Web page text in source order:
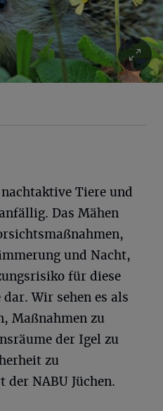
Tiere und
Das Mähen
und Nacht,
für diese
Wir sehen es als
Maßnahmen zu
der Igel zu
zu
NABU Jüchen.